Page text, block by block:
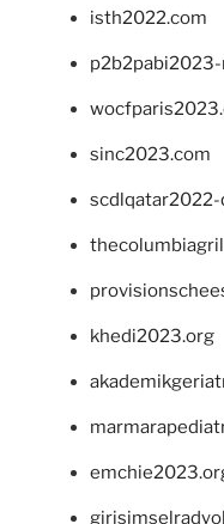
isth2022.com
sinc2023.com
scdlqatar2022-
khedi2023.org